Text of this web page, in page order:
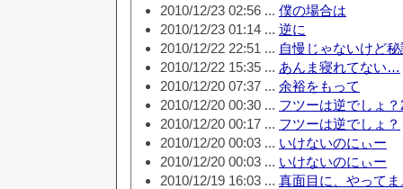
2010/12/23 02:56 ... 僕の場合は
2010/12/23 01:14 ... 逆に
2010/12/22 22:51 ... 自慢じゃないけど
2010/12/22 15:35 ... あんま寝れてない…
2010/12/20 07:37 ... 余裕をもって
2010/12/20 00:30 ... フツーは逆でしょ？
2010/12/20 00:17 ... フツーは逆でしょ？
2010/12/20 00:03 ... いけないのにぃー
2010/12/20 00:03 ... いけないのにぃー
2010/12/19 16:03 ... 真面目に、やってま